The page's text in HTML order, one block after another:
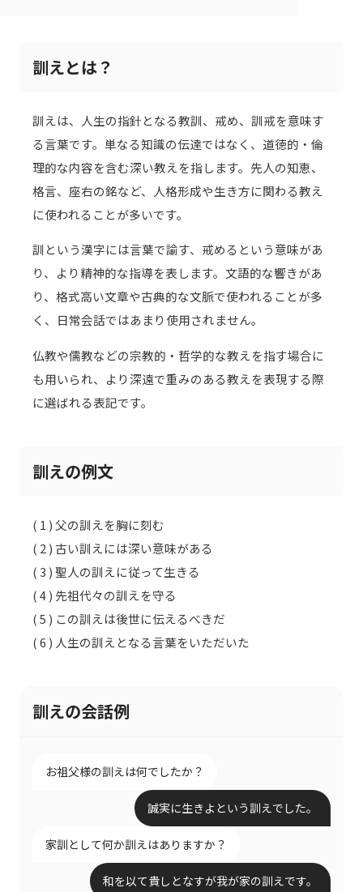
訓えとは？
訓えは、人生の指針となる教訓、戒め、訓戒を意味す
る言葉です。単なる知識の伝達ではなく、道徳的・倫
理的な内容を含む深い教えを指します。先人の知恵、
格言、座右の銘など、人格形成や生き方に関わる教え
に使われることが多いです。
訓という漢字には言葉で諭す、戒めるという意味があ
り、より精神的な指導を表します。文語的な響きがあ
り、格式高い文章や古典的な文脈で使われることが多
く、日常会話ではあまり使用されません。
仏教や儒教などの宗教的・哲学的な教えを指す場合に
も用いられ、より深遠で重みのある教えを表現する際
に選ばれる表記です。
訓えの例文
( 1 ) 父の訓えを胸に刻む
( 2 ) 古い訓えには深い意味がある
( 3 ) 聖人の訓えに従って生きる
( 4 ) 先祖代々の訓えを守る
( 5 ) この訓えは後世に伝えるべきだ
( 6 ) 人生の訓えとなる言葉をいただいた
訓えの会話例
お祖父様の訓えは何でしたか？
誠実に生きよという訓えでした。
家訓として何か訓えはありますか？
和を以て貴しとなすが我が家の訓えです。